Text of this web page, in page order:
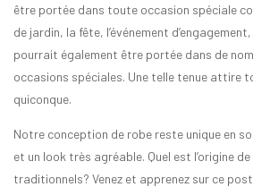
être portée dans toute occasion spéciale
de jardin, la fête, l’événement
pourrait également être portée dans de
occasions spéciales. Une telle tenue attire
quiconque.
Notre conception de robe reste unique en
et un look très agréable. Quel est l’origine
traditionnels? Venez et apprenez sur ce